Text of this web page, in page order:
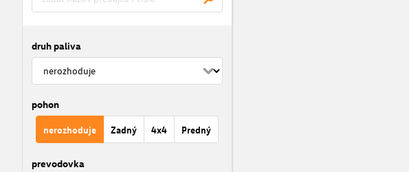
druh paliva
pohon
nerozhoduje Zadný 4x4 Predný
prevodovka